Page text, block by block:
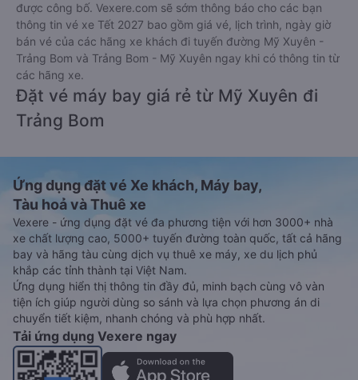
được công bố. Vexere.com sẽ sớm thông báo cho các bạn
thông tin vé xe Tết 2027 bao gồm giá vé, lịch trình, ngày giờ
bán vé của các hãng xe khách đi tuyến đường Mỹ Xuyên -
Trảng Bom và Trảng Bom - Mỹ Xuyên ngay khi có thông tin từ
các hãng xe.
Đặt vé máy bay giá rẻ từ Mỹ Xuyên đi
Trảng Bom
Ứng dụng đặt vé Xe khách, Máy bay,
Tàu hoả và Thuê xe
Vexere - ứng dụng đặt vé đa phương tiện với hơn 3000+ nhà
xe chất lượng cao, 5000+ tuyến đường toàn quốc, tất cả hãng
bay và hãng tàu cùng dịch vụ thuê xe máy, xe du lịch phủ
khắp các tỉnh thành tại Việt Nam.
Ứng dụng hiển thị thông tin đầy đủ, minh bạch cùng vô vàn
tiện ích giúp người dùng so sánh và lựa chọn phương án di
chuyển tiết kiệm, nhanh chóng và phù hợp nhất.
Tải ứng dụng Vexere ngay